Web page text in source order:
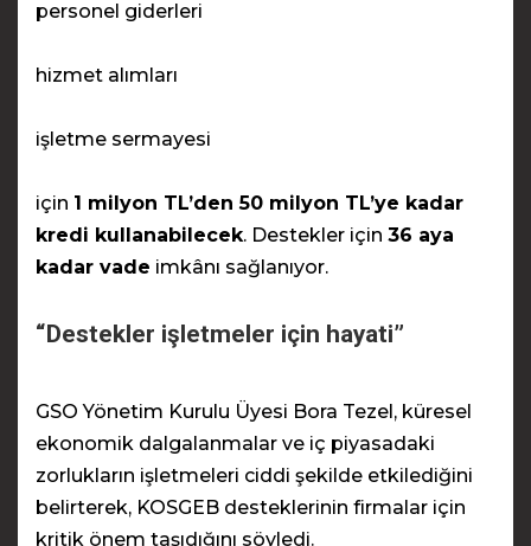
personel giderleri
hizmet alımları
işletme sermayesi
için 1 milyon TL’den 50 milyon TL’ye kadar
kredi kullanabilecek. Destekler için 36 aya
kadar vade imkânı sağlanıyor.
“Destekler işletmeler için hayati”
GSO Yönetim Kurulu Üyesi Bora Tezel, küresel
ekonomik dalgalanmalar ve iç piyasadaki
zorlukların işletmeleri ciddi şekilde etkilediğini
belirterek, KOSGEB desteklerinin firmalar için
kritik önem taşıdığını söyledi.